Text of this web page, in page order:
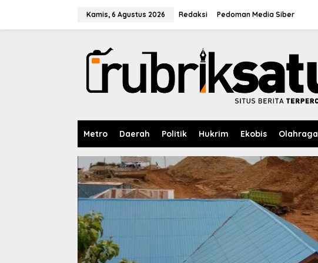
Kamis, 6 Agustus 2026 Redaksi Pedoman Media Siber
Metro Daerah Politik Hukrim Ekobis Olahraga